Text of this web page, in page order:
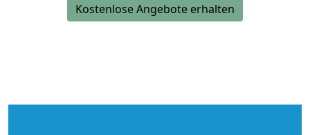
Kostenlose Angebote erhalten